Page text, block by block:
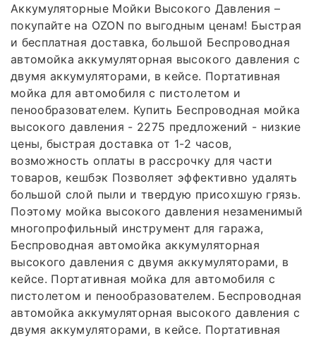
Аккумуляторные Мойки Высокого Давления –
покупайте на OZON по выгодным ценам! Быстрая
и бесплатная доставка, большой Беспроводная
автомойка аккумуляторная высокого давления с
двумя аккумуляторами, в кейсе. Портативная
мойка для автомобиля с пистолетом и
пенообразователем. Купить Беспроводная мойка
высокого давления - 2275 предложений - низкие
цены, быстрая доставка от 1-2 часов,
возможность оплаты в рассрочку для части
товаров, кешбэк Позволяет эффективно удалять
большой слой пыли и твердую присохшую грязь.
Поэтому мойка высокого давления незаменимый
многопрофильный инструмент для гаража,
Беспроводная автомойка аккумуляторная
высокого давления с двумя аккумуляторами, в
кейсе. Портативная мойка для автомобиля с
пистолетом и пенообразователем. Беспроводная
автомойка аккумуляторная высокого давления с
двумя аккумуляторами, в кейсе. Портативная